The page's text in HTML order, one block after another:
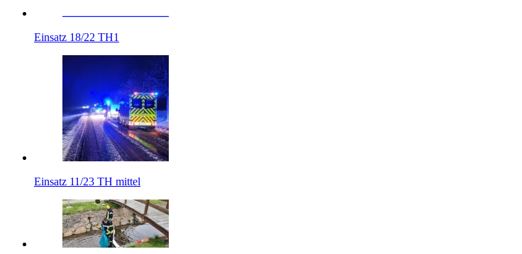
Einsatz 18/22 TH1
Einsatz 11/23 TH mittel